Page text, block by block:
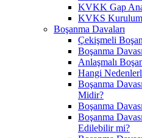
KVKK Gap
KVKS
Boşanma Davaları
Çekişmeli
Boşanma
Anlaşmalı
Hangi
Boşanma
Midir?
Boşanma
Boşanma
Edilebilir mi?